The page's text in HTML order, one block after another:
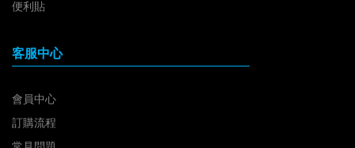
便利貼
客服中心
會員中心
訂購流程